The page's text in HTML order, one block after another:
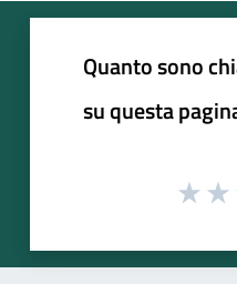
Quanto sono
su questa